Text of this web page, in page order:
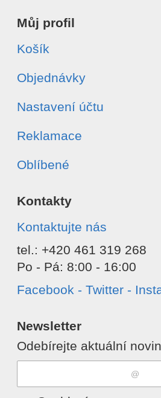
Můj profil
Košík
Objednávky
Nastavení účtu
Reklamace
Oblíbené
Kontakty
Kontaktujte nás
tel.: +420 461 319 268
Po - Pá: 8:00 - 16:00
Facebook - Twitter -
Newsletter
Odebírejte aktuální